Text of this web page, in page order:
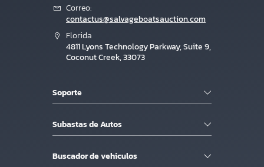
Correo:
contactus@salvageboatsauction.com
Florida
4811 Lyons Technology Parkway, Suite 9,
Coconut Creek, 33073
Soporte
Subastas de Autos
Buscador de vehiculos